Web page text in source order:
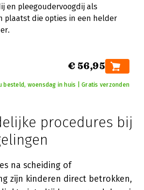
en pleegoudervoogdij als
plaatst die opties in een helder
€ 56,95
besteld, woensdag in huis | Gratis verzonden
procedures bij
na scheiding of
zijn kinderen direct betrokken,